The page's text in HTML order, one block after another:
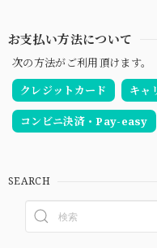
お支払い方法について
次の方法がご利用頂けます。
クレジットカード
キャ
コンビニ決済・Pay-easy
SEARCH